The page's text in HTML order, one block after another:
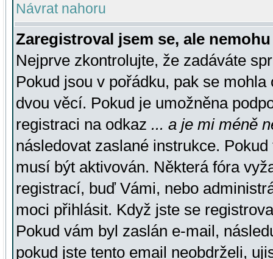
Návrat nahoru
Zaregistroval jsem se, ale
Nejprve zkontrolujte, že zadáváte
Pokud jsou v pořádku, pak se
dvou věcí. Pokud je umožněna
registraci na odkaz ... a je mi méně
následovat zaslané instrukce.
musí být aktivován. Některá fóra
registrací, buď Vámi, nebo
moci přihlásit. Když jste se
Pokud vám byl zaslán e-mail,
pokud jste tento email neobdrželi,